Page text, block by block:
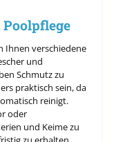
Ihnen verschiedene
und
Schmutz zu
praktisch sein, da
reinigt.
oder
und Keime zu